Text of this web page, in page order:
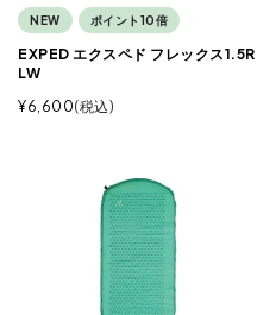
NEW ポイント10倍
EXPED エクスペド フレックス1.5R
LW
¥6,600 税込